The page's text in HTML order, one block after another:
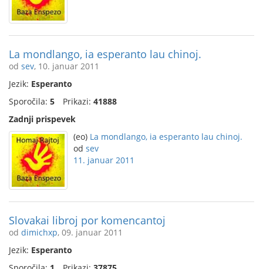
La mondlango, ia esperanto lau chinoj.
od sev, 10. januar 2011
Jezik: Esperanto
Sporočila: 5 Prikazi: 41888
Zadnji prispevek
(eo) La mondlango, ia esperanto lau chinoj.
od sev
11. januar 2011
Slovakai libroj por komencantoj
od dimichxp, 09. januar 2011
Jezik: Esperanto